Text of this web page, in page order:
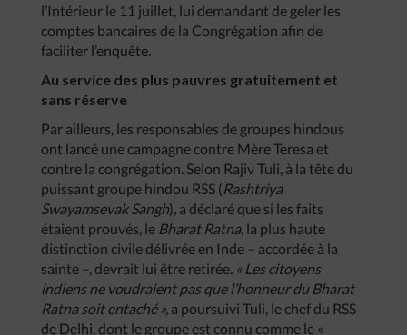
l’Intérieur le 11 juillet, lui demandant de geler les
comptes bancaires de la Congrégation afin de
faciliter l’enquête.
Au service des plus pauvres gratuitement et
sans réserve
Par ailleurs, les responsables de groupes hindous
ont lancé une campagne contre Mère Teresa et
contre la congrégation. Selon Rajiv Tuli, à la tête du
puissant groupe hindou RSS (Rashtriya
Swayamsevak Sangh), a déclaré que si les faits
étaient prouvés, le Bharat Ratna, la plus haute
distinction civile délivrée en Inde – accordée à la
sainte –, devrait lui être retirée. « Les citoyens
indiens ne voudraient pas que l’honneur du Bharat
Ratna soit entaché », a poursuivi Tuli, le chef du RSS
de Delhi, dont le groupe est connu comme le «